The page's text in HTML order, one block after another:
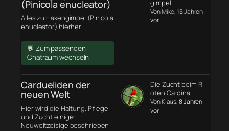
(Pinicola enucleator)
Alles zu Hakengimpel (Pinicola
enucleator) hierher
💬 Zum passenden
Chatraum wechseln
gimpel
Von Mike, 15 Jahren
vor
Cardueliden der
neuen Welt
Hier wird die Haltung, Pflege
und Zucht einiger
Neuweltzeisige beschrieben
Die Zucht beim R
oten Cardinal
Von Klaus, 8 Jahren
vor